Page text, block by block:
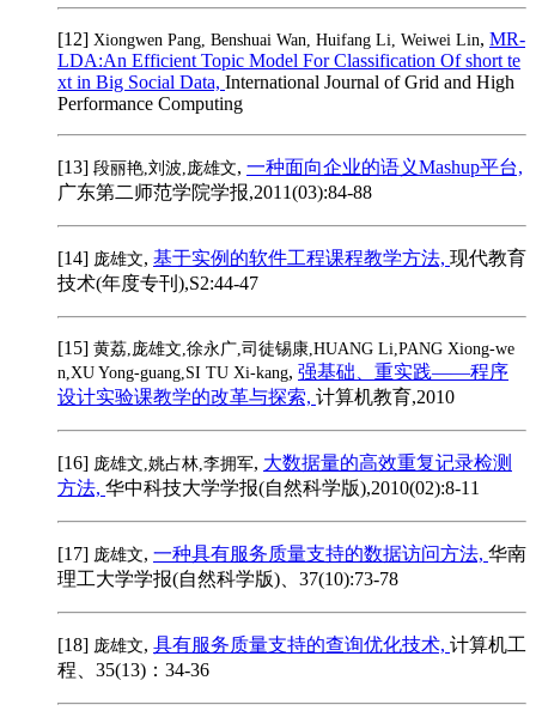
[12] Xiongwen Pang, Benshuai Wan, Huifang Li, Weiwei Lin, MR-
LDA:An Efficient Topic Model For Classification Of short te
xt in Big Social Data, International Journal of Grid and High
Performance Computing
[13] 段丽艳,刘波,庞雄文, 一种面向企业的语义Mashup平台,
广东第二师范学院学报,2011(03):84-88
[14] 庞雄文, 基于实例的软件工程课程教学方法, 现代教育
技术(年度专刊),S2:44-47
[15] 黄荔,庞雄文,徐永广,司徒锡康,HUANG Li,PANG Xiong-we
n,XU Yong-guang,SI TU Xi-kang, 强基础、重实践——程序
设计实验课教学的改革与探索, 计算机教育,2010
[16] 庞雄文,姚占林,李拥军, 大数据量的高效重复记录检测
方法, 华中科技大学学报(自然科学版),2010(02):8-11
[17] 庞雄文, 一种具有服务质量支持的数据访问方法, 华南
理工大学学报(自然科学版)、37(10):73-78
[18] 庞雄文, 具有服务质量支持的查询优化技术, 计算机工
程、35(13)：34-36